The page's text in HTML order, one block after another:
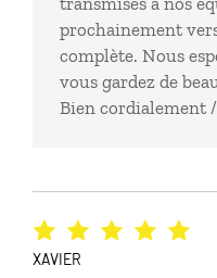
prochainement
complète. Nous
vous gardez de
Bien cordialement
XAVIER